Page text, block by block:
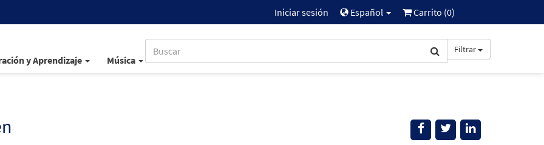
Iniciar sesión Español Carrito (0)
y Aprendizaje Música
Filtrar